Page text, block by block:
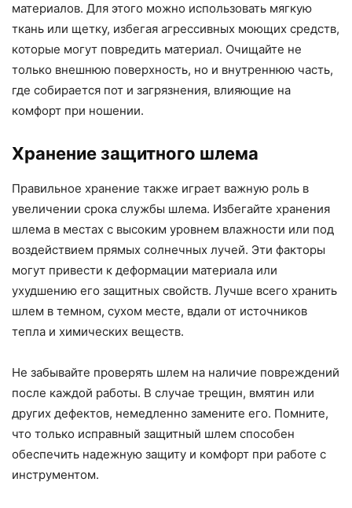
материалов. Для этого можно использовать мягкую
ткань или щетку, избегая агрессивных моющих средств,
которые могут повредить материал. Очищайте не
только внешнюю поверхность, но и внутреннюю часть,
где собирается пот и загрязнения, влияющие на
комфорт при ношении.
Хранение защитного шлема
Правильное хранение также играет важную роль в
увеличении срока службы шлема. Избегайте хранения
шлема в местах с высоким уровнем влажности или под
воздействием прямых солнечных лучей. Эти факторы
могут привести к деформации материала или
ухудшению его защитных свойств. Лучше всего хранить
шлем в темном, сухом месте, вдали от источников
тепла и химических веществ.
Не забывайте проверять шлем на наличие повреждений
после каждой работы. В случае трещин, вмятин или
других дефектов, немедленно замените его. Помните,
что только исправный защитный шлем способен
обеспечить надежную защиту и комфорт при работе с
инструментом.